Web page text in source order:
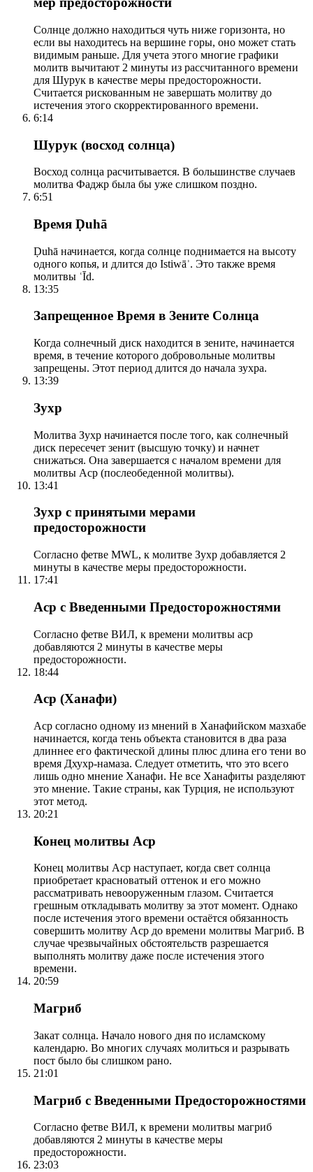
Солнце должно находиться чуть ниже горизонта, но
если вы находитесь на вершине горы, оно может стать
видимым раньше. Для учета этого многие графики
молитв вычитают 2 минуты из рассчитанного времени
для Шурук в качестве меры предосторожности.
Считается рискованным не завершать молитву до
истечения этого скорректированного времени.
6:14
Шурук (восход солнца)
Восход солнца расчитывается. В большинстве случаев
молитва Фаджр была бы уже слишком поздно.
6:51
Время Ḍuhā
Ḍuhā начинается, когда солнце поднимается на высоту
одного копья, и длится до Istiwāʾ. Это также время
молитвы ʿĪd.
13:35
Запрещенное Время в Зените Солнца
Когда солнечный диск находится в зените, начинается
время, в течение которого добровольные молитвы
запрещены. Этот период длится до начала зухра.
13:39
Зухр
Молитва Зухр начинается после того, как солнечный
диск пересечет зенит (высшую точку) и начнет
снижаться. Она завершается с началом времени для
молитвы Аср (послеобеденной молитвы).
13:41
Зухр с принятыми мерами
предосторожности
Согласно фетве MWL, к молитве Зухр добавляется 2
минуты в качестве меры предосторожности.
17:41
Аср с Введенными Предосторожностями
Согласно фетве ВИЛ, к времени молитвы аср
добавляются 2 минуты в качестве меры
предосторожности.
18:44
Аср (Ханафи)
Аср согласно одному из мнений в Ханафийском мазхабе
начинается, когда тень объекта становится в два раза
длиннее его фактической длины плюс длина его тени во
время Дхухр-намаза. Следует отметить, что это всего
лишь одно мнение Ханафи. Не все Ханафиты разделяют
это мнение. Такие страны, как Турция, не используют
этот метод.
20:21
Конец молитвы Аср
Конец молитвы Аср наступает, когда свет солнца
приобретает красноватый оттенок и его можно
рассматривать невооруженным глазом. Считается
грешным откладывать молитву за этот момент. Однако
после истечения этого времени остаётся обязанность
совершить молитву Аср до времени молитвы Магриб. В
случае чрезвычайных обстоятельств разрешается
выполнять молитву даже после истечения этого
времени.
20:59
Магриб
Закат солнца. Начало нового дня по исламскому
календарю. Во многих случаях молиться и разрывать
пост было бы слишком рано.
21:01
Магриб с Введенными Предосторожностями
Согласно фетве ВИЛ, к времени молитвы магриб
добавляются 2 минуты в качестве меры
предосторожности.
23:03